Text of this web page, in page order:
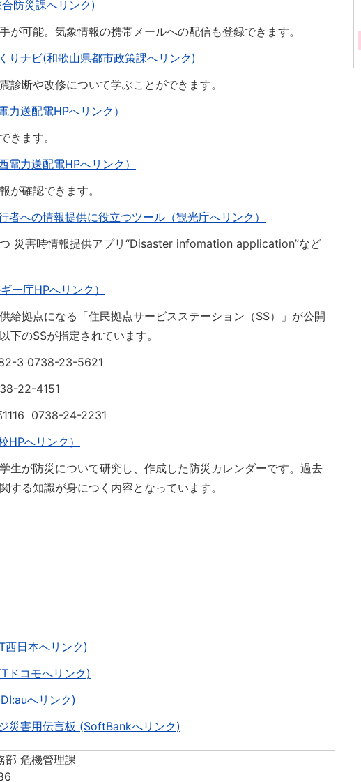
防災課へリンク)
が可能。気象情報の携帯メールへの配信も登録できます。
りナビ(和歌山県都市政策課へリンク)
診断や改修について学ぶことができます。
力送配電HPへリンク）
きます。
電力送配電HPへリンク）
が確認できます。
者への情報提供に役立つツール（観光庁へリンク）
災害時情報提供アプリ“Disaster infomation application”など
ー庁HPへリンク）
給拠点になる「住民拠点サービスステーション（SS）」が公開
下のSSが指定されています。
3 0738-23-5621
22-4151
1116 0738-24-2231
HPへリンク）
生が防災について研究し、作成した防災カレンダーです。過去
する知識が身につく内容となっています。
西日本へリンク)
ドコモへリンク)
へリンク)
災害用伝言板 (SoftBankへリンク)
部 危機管理課